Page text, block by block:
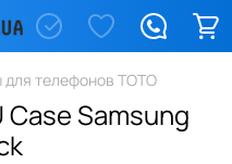
для телефонов TOTO
Case Samsung